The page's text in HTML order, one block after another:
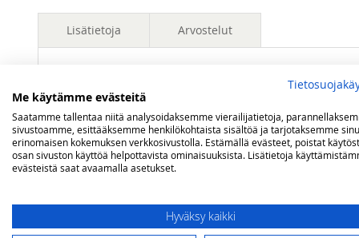
Lisätietoja
Paloaika
noin 8 tuntia
Valaisuteho
6 linjaa
Mitat
Korkeus 24 cm, halkaisija 7 cm
Arvostelut
Olet arvostelemassa:
Karlskrona Lampfabrik Koholmen
Arviosi
Rating
1
2
3
4
5
Me käytämme evästeitä
Saatamme tallentaa niitä analysoidaksemme vierailijatietoja,
sivustoamme, esittääksemme henkilökohtaista sisältöä ja tarjotaksemme
erinomaisen kokemuksen verkkosivustolla. Estämällä evästeet, poistat
osan sivuston käyttöä helpottavista ominaisuuksista. Lisätietoja
evästeistä saat avaamalla asetukset.
Hyväksy kaikki